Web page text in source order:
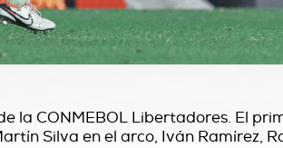
la CONMEBOL Libertadores. El
Silva en el arco, Iván Ramírez,